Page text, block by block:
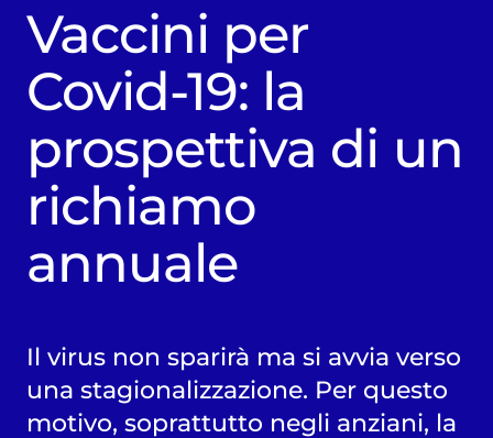
Vaccini per
Covid-19: la
prospettiva di un
richiamo
annuale
Il virus non sparirà ma si avvia verso
una stagionalizzazione. Per questo
motivo, soprattutto negli anziani, la